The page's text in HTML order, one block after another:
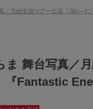
／月組全国ツアー公演『JIN ―仁
ま 舞台写真／
Fantastic